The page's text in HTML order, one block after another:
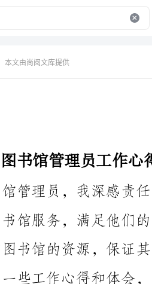
本文由尚阅文库提供
上，我逐渐积累了一些工作心得和体会，下面就与大家分享一